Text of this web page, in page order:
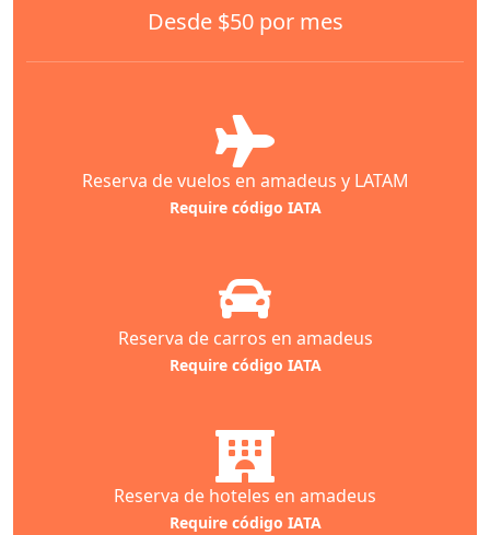
Desde $50 por mes
Reserva de vuelos en amadeus y LATAM
Require código IATA
Reserva de carros en amadeus
Require código IATA
Reserva de hoteles en amadeus
Require código IATA